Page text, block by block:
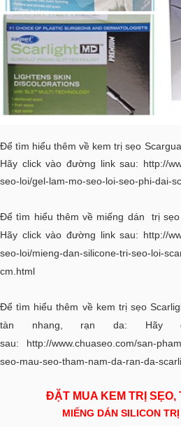
Để tìm hiểu thêm về kem trị sẹo
Hãy click vào đường link sau: http://
seo-loi/gel-lam-mo-seo-loi-seo-phi-dai-
Để tìm hiểu thêm về miếng dán trị
Hãy click vào đường link sau: http://
seo-loi/mieng-dan-silicone-tri-seo-loi-
cm.html
Để tìm hiểu thêm về kem trị sẹo
tàn nhang, rạn da: Hãy
sau:
http://www.chuaseo.com/san-
seo-mau-seo-tham-nam-da-ran-da-
ĐẶT MUA KEM TRỊ SẸO,
MIẾNG DÁN SILICON